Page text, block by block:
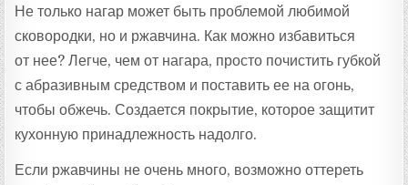
Не только нагар может быть проблемой любимой
сковородки, но и ржавчина. Как можно избавиться
от нее? Легче, чем от нагара, просто почистить губкой
с абразивным средством и поставить ее на огонь,
чтобы обжечь. Создается покрытие, которое защитит
кухонную принадлежность надолго.
Если ржавчины не очень много, возможно оттереть